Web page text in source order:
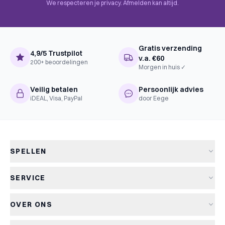
We respecteren je privacy. Afmelden kan altijd.
4,9/5 Trustpilot
200+ beoordelingen
Gratis verzending
v.a. €60
Morgen in huis ✓
Veilig betalen
iDEAL, Visa, PayPal
Persoonlijk advies
door Eege
SPELLEN
Nieuwe spellen
SERVICE
Retourneren
OVER ONS